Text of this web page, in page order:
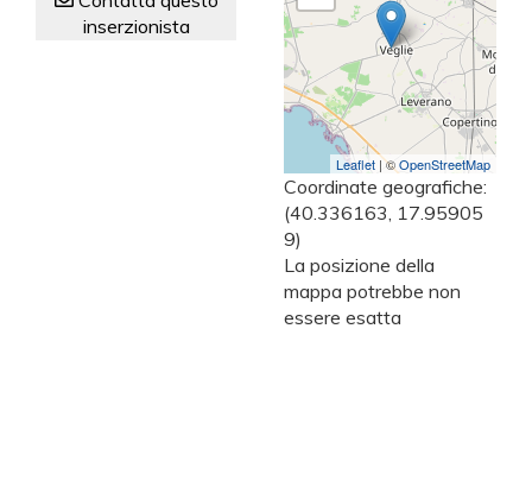
inserzionista
Leaflet | ©OpenStreetMap
Coordinate geografiche:
(40.336163, 17.95905
9)
La posizione della
mappa potrebbe non
essere esatta